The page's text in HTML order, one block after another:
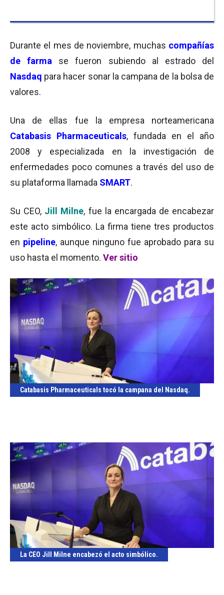
Durante el mes de noviembre, muchas compañías
de farma se fueron subiendo al estrado del
Nasdaq para hacer sonar la campana de la bolsa de
valores.
Una de ellas fue la empresa norteamericana
Catabasis Pharmaceuticals, fundada en el año
2008 y especializada en la investigación de
enfermedades poco comunes a través del uso de
su plataforma llamada SMART.
Su CEO, Jill Milne, fue la encargada de encabezar
este acto simbólico. La firma tiene tres productos
en pipeline, aunque ninguno fue aprobado para su
uso hasta el momento. Ver sitio
Catabasis Pharmaceuticals tocó la campana del Nasdaq.
La CEO Jill Milne encabezó el acto simbólico.